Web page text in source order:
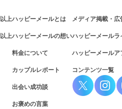
上
上
ハッピーメールとは
ハッピーメールの想い
料金について
カップルレポート
出会い成功談
お褒めの言葉
メディア掲載・広
ハッピーメールラ
ハッピーメールア
コンテンツ一覧